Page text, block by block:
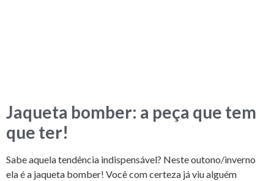
Jaqueta bomber: a peça que tem
que ter!
Sabe aquela tendência indispensável? Neste outono/inverno
ela é a jaqueta bomber! Você com certeza já viu alguém